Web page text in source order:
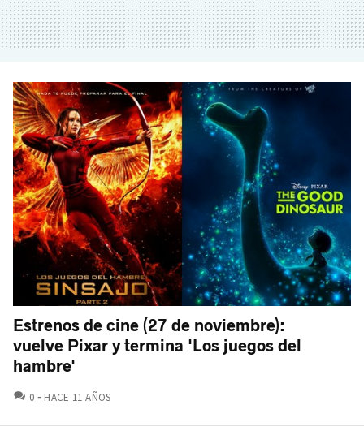
Estrenos de cine (27 de noviembre):
vuelve Pixar y termina 'Los juegos del
hambre'
0 COMENTARIOS
HACE 11 AÑOS